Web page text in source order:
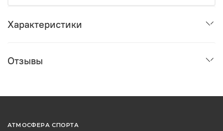
Характеристики
Отзывы
АТМОСФЕРА СПОРТА